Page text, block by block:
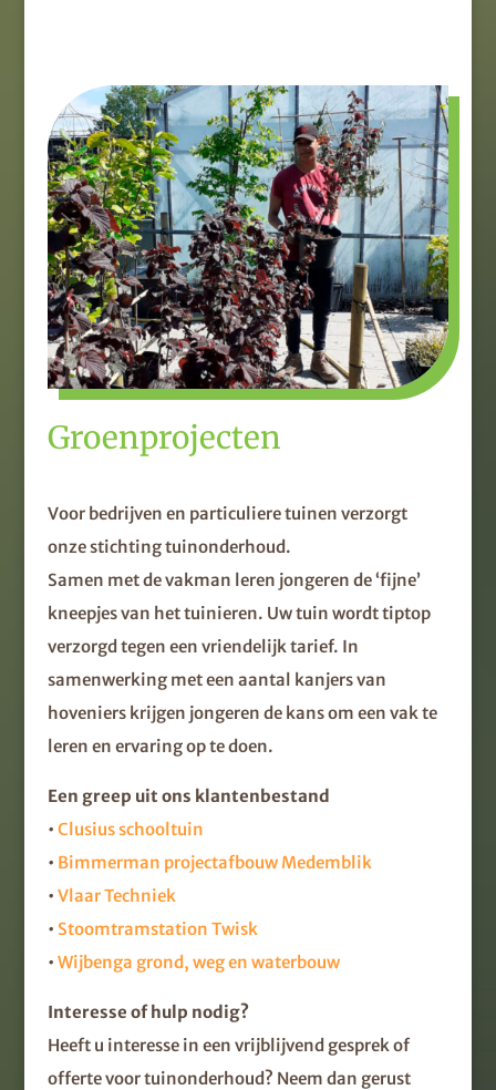
Groenprojecten
Voor bedrijven en particuliere tuinen verzorgt
onze stichting tuinonderhoud.
Samen met de vakman leren jongeren de ‘fijne’
kneepjes van het tuinieren. Uw tuin wordt tiptop
verzorgd tegen een vriendelijk tarief. In
samenwerking met een aantal kanjers van
hoveniers krijgen jongeren de kans om een vak te
leren en ervaring op te doen.
Een greep uit ons klantenbestand
• Clusius schooltuin
• Bimmerman projectafbouw Medemblik
• Vlaar Techniek
• Stoomtramstation Twisk
• Wijbenga grond, weg en waterbouw
Interesse of hulp nodig?
Heeft u interesse in een vrijblijvend gesprek of
offerte voor tuinonderhoud? Neem dan gerust